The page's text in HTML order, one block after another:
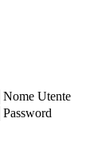
Nome Utente
Password